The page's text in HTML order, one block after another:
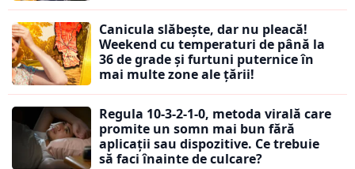
Canicula slăbește, dar nu pleacă!
Weekend cu temperaturi de până la
36 de grade și furtuni puternice în
mai multe zone ale țării!
Regula 10-3-2-1-0, metoda virală care
promite un somn mai bun fără
aplicații sau dispozitive. Ce trebuie
să faci înainte de culcare?